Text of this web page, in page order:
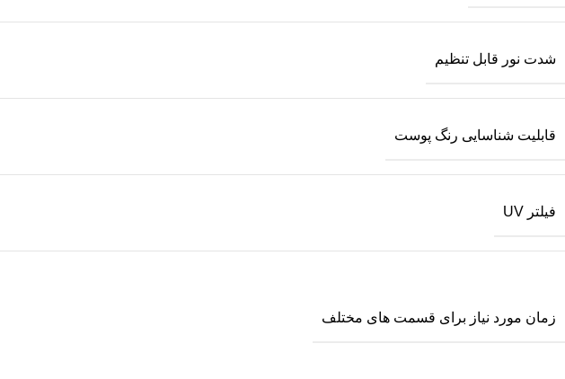
شدت نور قابل تنظیم
قابلیت شناسایی رنگ پوست
فیلتر UV
زمان مورد نیاز برای قسمت های مختلف